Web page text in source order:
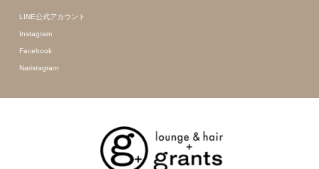
LINE公式アカウント
Instagram
Facebook
Naristagram